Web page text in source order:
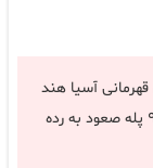
آسیا هند
با وجودی که به مدال نرسید در رنکینگ جهانی با ۹ پله صعود به رده